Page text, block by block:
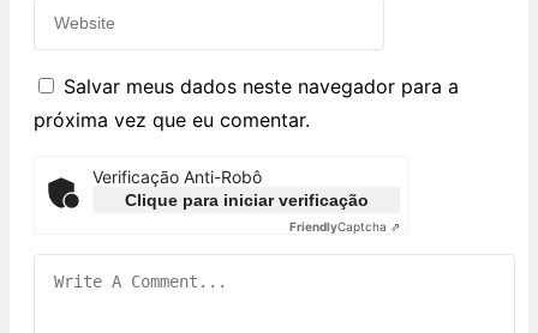
Salvar meus dados neste navegador para a
próxima vez que eu comentar.
Verificação Anti-Robô
Clique para iniciar verificação
FriendlyCaptcha ⇗